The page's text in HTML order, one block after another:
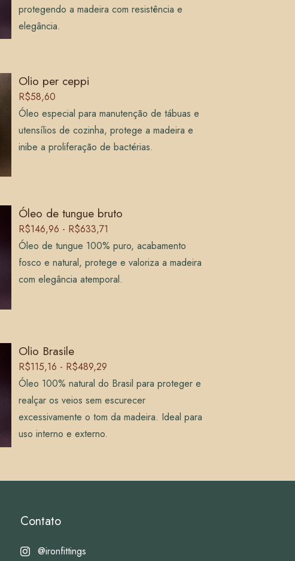
protegendo a madeira com resistência e
elegância.
Olio per ceppi
R$58,60
Óleo especial para manutenção de tábuas e
utensílios de cozinha, protege a madeira e
inibe a proliferação de bactérias.
Óleo de tungue bruto
R$146,96 - R$633,71
Óleo de tungue 100% puro, acabamento
fosco e natural, protege e valoriza a madeira
com elegância atemporal.
Olio Brasile
R$115,16 - R$489,29
Óleo 100% natural do Brasil para proteger e
realçar os veios sem escurecer
excessivamente o tom da madeira. Ideal para
uso interno e externo.
Contato
@ironfittings